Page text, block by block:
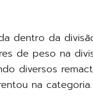
dentro da
de peso na
diversos
na categoria.